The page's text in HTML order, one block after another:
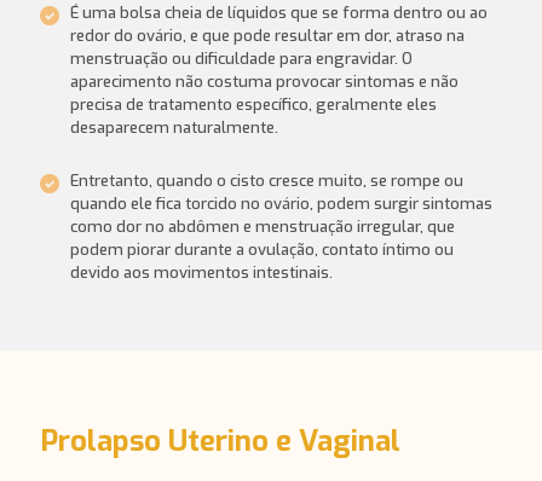
É uma bolsa cheia de líquidos que se forma dentro ou ao
redor do ovário, e que pode resultar em dor, atraso na
menstruação ou dificuldade para engravidar. O
aparecimento não costuma provocar sintomas e não
precisa de tratamento específico, geralmente eles
desaparecem naturalmente.
Entretanto, quando o cisto cresce muito, se rompe ou
quando ele fica torcido no ovário, podem surgir sintomas
como dor no abdômen e menstruação irregular, que
podem piorar durante a ovulação, contato íntimo ou
devido aos movimentos intestinais.
Prolapso Uterino e Vaginal